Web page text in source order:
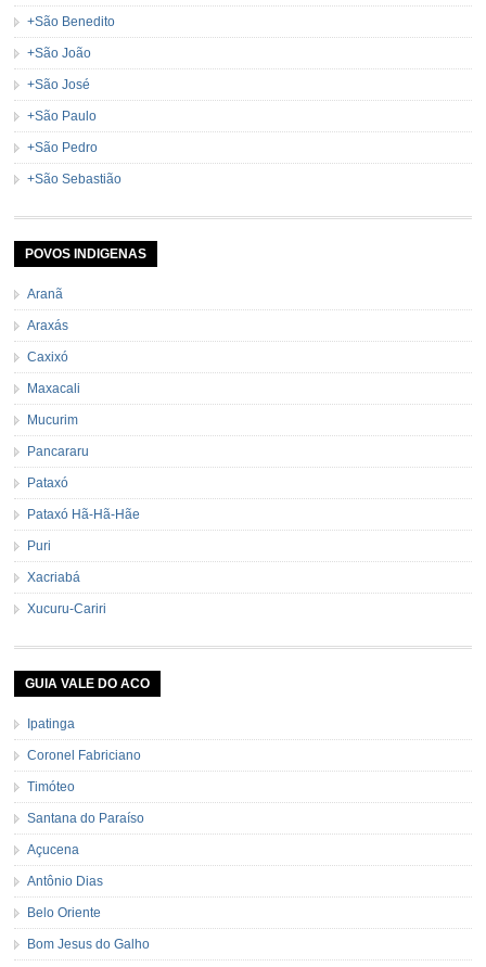
+São Benedito
+São João
+São José
+São Paulo
+São Pedro
+São Sebastião
POVOS INDIGENAS
Aranã
Araxás
Caxixó
Maxacali
Mucurim
Pancararu
Pataxó
Pataxó Hã-Hã-Hãe
Puri
Xacriabá
Xucuru-Cariri
GUIA VALE DO ACO
Ipatinga
Coronel Fabriciano
Timóteo
Santana do Paraíso
Açucena
Antônio Dias
Belo Oriente
Bom Jesus do Galho